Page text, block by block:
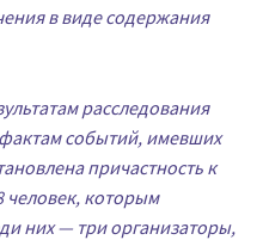
в виде содержания
расследования
событий, имевших
причастность к
человек, которым
них — три организаторы,